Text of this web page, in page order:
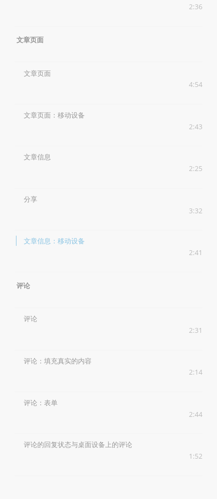
2:36
文章页面
文章页面
4:54
文章页面：移动设备
2:43
文章信息
2:25
分享
3:32
文章信息：移动设备
2:41
评论
评论
2:31
评论：填充真实的内容
2:14
评论：表单
2:44
评论的回复状态与桌面设备上的评论
1:52